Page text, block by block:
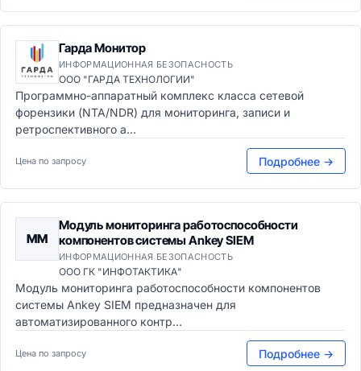
Гарда Монитор
ИНФОРМАЦИОННАЯ БЕЗОПАСНОСТЬ
ООО "ГАРДА ТЕХНОЛОГИИ"
Программно-аппаратный комплекс класса сетевой
форензики (NTA/NDR) для мониторинга, записи и
ретроспективного а...
Цена по запросу Подробнее →
ММ
Модуль мониторинга работоспособности
компонентов системы Ankey SIEM
ИНФОРМАЦИОННАЯ БЕЗОПАСНОСТЬ
ООО ГК "ИНФОТАКТИКА"
Модуль мониторинга работоспособности компонентов
системы Ankey SIEM предназначен для
автоматизированного контр...
Цена по запросу Подробнее →